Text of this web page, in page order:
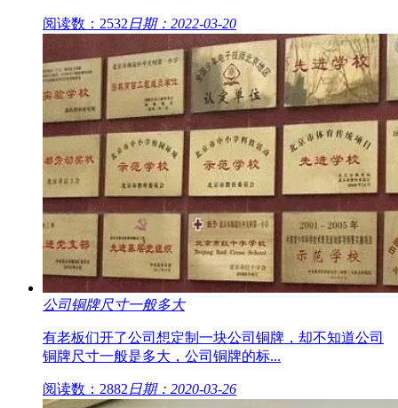
阅读数：2532日期：2022-03-20
公司铜牌尺寸一般多大
有老板们开了公司想定制一块公司铜牌，却不知道公司
铜牌尺寸一般是多大，公司铜牌的标...
阅读数：2882日期：2020-03-26